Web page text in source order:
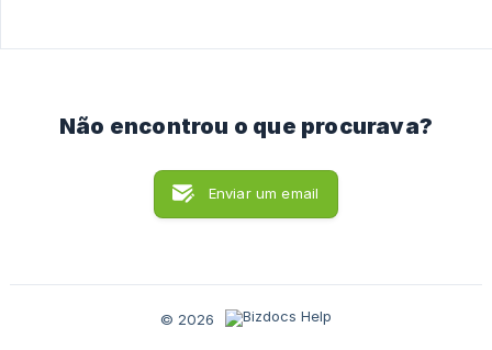
Não encontrou o que procurava?
Enviar um email
© 2026